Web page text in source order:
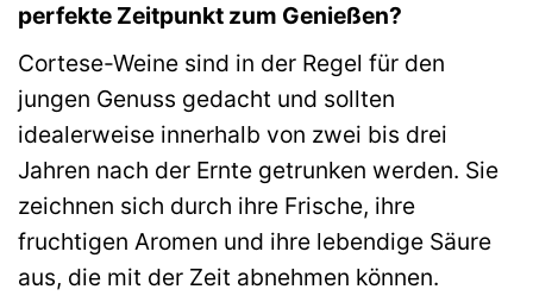
perfekte Zeitpunkt zum Genießen?
Cortese-Weine sind in der Regel für den
jungen Genuss gedacht und sollten
idealerweise innerhalb von zwei bis drei
Jahren nach der Ernte getrunken werden. Sie
zeichnen sich durch ihre Frische, ihre
fruchtigen Aromen und ihre lebendige Säure
aus, die mit der Zeit abnehmen können.